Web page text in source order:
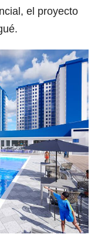
el proyecto